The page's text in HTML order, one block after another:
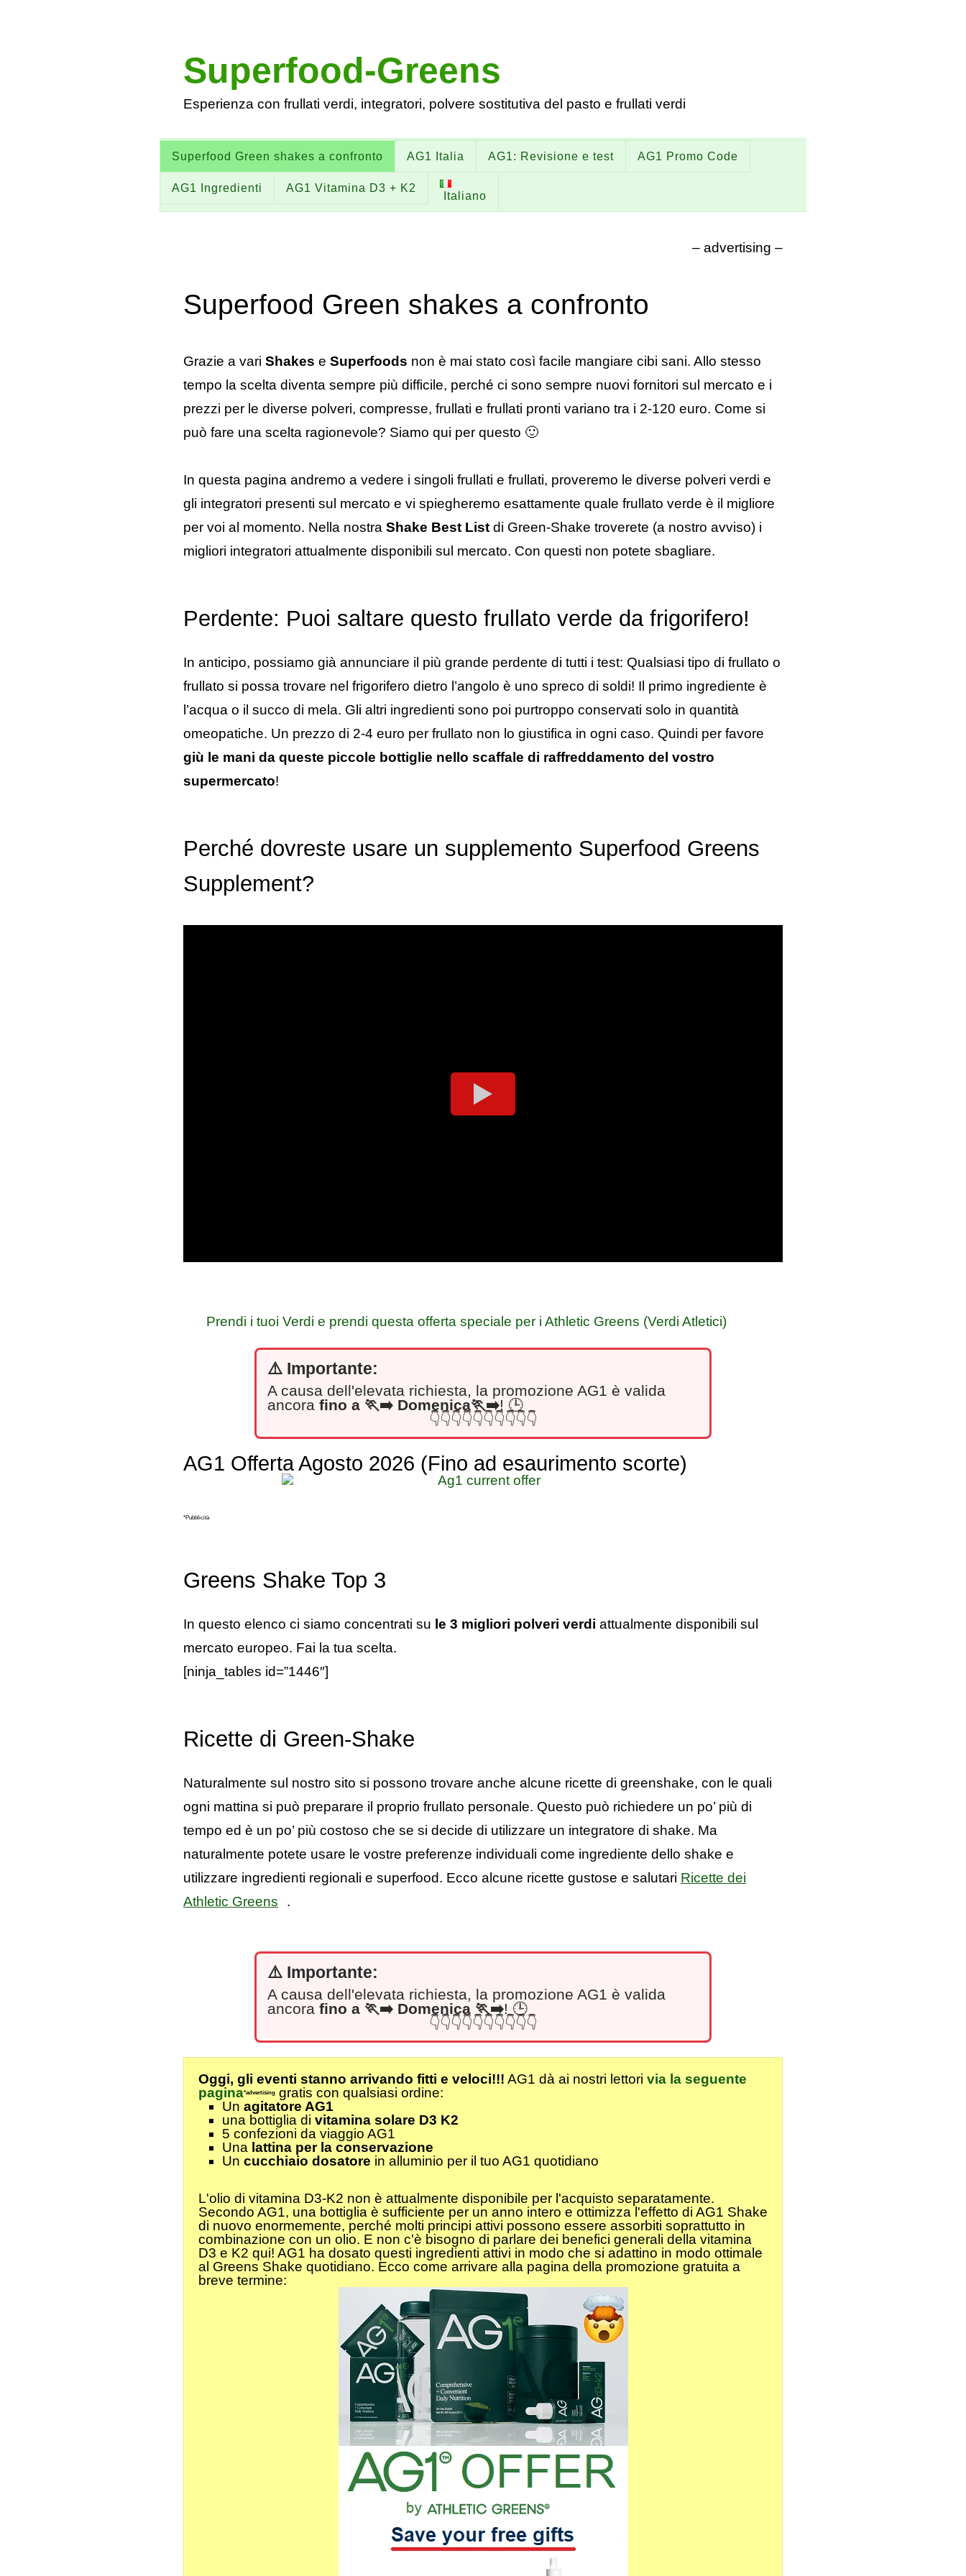
Superfood-Greens
Esperienza con frullati verdi, integratori, polvere sostitutiva del pasto e frullati verdi
Superfood Green shakes a confronto AG1 Italia AG1: Revisione e test AG1 Promo Code
AG1 Ingredienti AG1 Vitamina D3 + K2
Italiano
– advertising –
Superfood Green shakes a confronto
Grazie a vari Shakes e Superfoods non è mai stato così facile mangiare cibi sani. Allo stesso
tempo la scelta diventa sempre più difficile, perché ci sono sempre nuovi fornitori sul mercato e i
prezzi per le diverse polveri, compresse, frullati e frullati pronti variano tra i 2-120 euro. Come si
può fare una scelta ragionevole? Siamo qui per questo 🙂
In questa pagina andremo a vedere i singoli frullati e frullati, proveremo le diverse polveri verdi e
gli integratori presenti sul mercato e vi spiegheremo esattamente quale frullato verde è il migliore
per voi al momento. Nella nostra Shake Best List di Green-Shake troverete (a nostro avviso) i
migliori integratori attualmente disponibili sul mercato. Con questi non potete sbagliare.
Perdente: Puoi saltare questo frullato verde da frigorifero!
In anticipo, possiamo già annunciare il più grande perdente di tutti i test: Qualsiasi tipo di frullato o
frullato si possa trovare nel frigorifero dietro l’angolo è uno spreco di soldi! Il primo ingrediente è
l’acqua o il succo di mela. Gli altri ingredienti sono poi purtroppo conservati solo in quantità
omeopatiche. Un prezzo di 2-4 euro per frullato non lo giustifica in ogni caso. Quindi per favore
giù le mani da queste piccole bottiglie nello scaffale di raffreddamento del vostro
supermercato!
Perché dovreste usare un supplemento Superfood Greens
Supplement?
Prendi i tuoi Verdi e prendi questa offerta speciale per i Athletic Greens (Verdi Atletici)
⚠️ Importante:
A causa dell'elevata richiesta, la promozione AG1 è valida
ancora fino a 🏃‍➡️ Domenica🏃‍➡️! 🕒
👇👇👇👇👇👇👇👇👇👇
AG1 Offerta Agosto 2026 (Fino ad esaurimento scorte)
*Pubblicità
Greens Shake Top 3
In questo elenco ci siamo concentrati su le 3 migliori polveri verdi attualmente disponibili sul
mercato europeo. Fai la tua scelta.
[ninja_tables id=”1446″]
Ricette di Green-Shake
Naturalmente sul nostro sito si possono trovare anche alcune ricette di greenshake, con le quali
ogni mattina si può preparare il proprio frullato personale. Questo può richiedere un po’ più di
tempo ed è un po’ più costoso che se si decide di utilizzare un integratore di shake. Ma
naturalmente potete usare le vostre preferenze individuali come ingrediente dello shake e
utilizzare ingredienti regionali e superfood. Ecco alcune ricette gustose e salutari Ricette dei
Athletic Greens
.
⚠️ Importante:
A causa dell'elevata richiesta, la promozione AG1 è valida
ancora fino a 🏃‍➡️ Domenica 🏃‍➡️! 🕒
👇👇👇👇👇👇👇👇👇👇
Oggi, gli eventi stanno arrivando fitti e veloci!!! AG1 dà ai nostri lettori via la seguente
pagina*advertising gratis con qualsiasi ordine:
Un agitatore AG1
una bottiglia di vitamina solare D3 K2
5 confezioni da viaggio AG1
Una lattina per la conservazione
Un cucchiaio dosatore in alluminio per il tuo AG1 quotidiano
L'olio di vitamina D3-K2 non è attualmente disponibile per l'acquisto separatamente.
Secondo AG1, una bottiglia è sufficiente per un anno intero e ottimizza l'effetto di AG1 Shake
di nuovo enormemente, perché molti principi attivi possono essere assorbiti soprattutto in
combinazione con un olio. E non c'è bisogno di parlare dei benefici generali della vitamina
D3 e K2 qui! AG1 ha dosato questi ingredienti attivi in modo che si adattino in modo ottimale
al Greens Shake quotidiano. Ecco come arrivare alla pagina della promozione gratuita a
breve termine: